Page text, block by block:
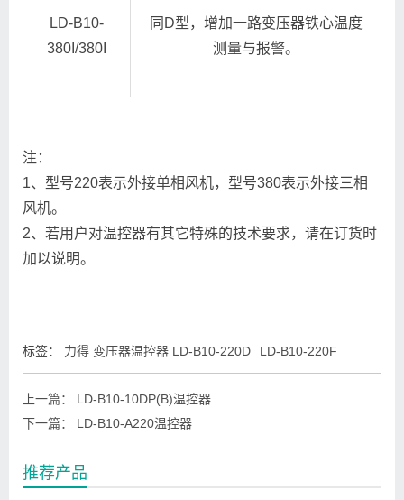
LD-B10-
380I/380I
同D型，增加一路变压器铁心温度
测量与报警。
注：
1、型号220表示外接单相风机，型号380表示外接三相
风机。
2、若用户对温控器有其它特殊的技术要求，请在订货时
加以说明。
标签： 力得 变压器温控器 LD-B10-220D LD-B10-220F
上一篇：
LD-B10-10DP(B)温控器
下一篇：
LD-B10-A220温控器
推荐产品